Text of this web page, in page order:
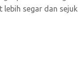
segar dan